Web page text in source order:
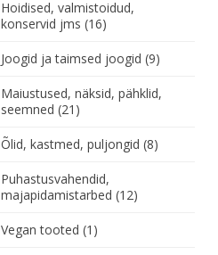
Hoidised, valmistoidud,
konservid jms (16)
Joogid ja taimsed joogid (9)
Maiustused, näksid, pähklid,
seemned (21)
Õlid, kastmed, puljongid (8)
Puhastusvahendid,
majapidamistarbed (12)
Vegan tooted (1)